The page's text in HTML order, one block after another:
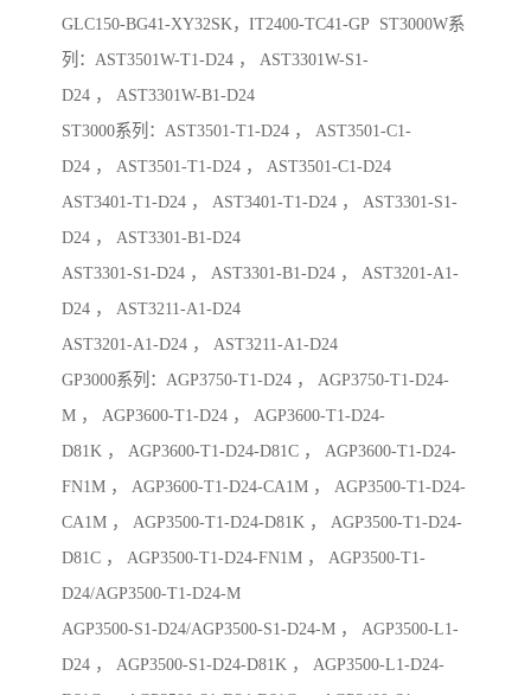
GLC150-BG41-XY32SK，IT2400-TC41-GP ST3000W系
列：AST3501W-T1-D24 ， AST3301W-S1-
D24 ， AST3301W-B1-D24
ST3000系列：AST3501-T1-D24 ， AST3501-C1-
D24 ， AST3501-T1-D24 ， AST3501-C1-D24
AST3401-T1-D24 ， AST3401-T1-D24 ， AST3301-S1-
D24 ， AST3301-B1-D24
AST3301-S1-D24 ， AST3301-B1-D24 ， AST3201-A1-
D24 ， AST3211-A1-D24
AST3201-A1-D24 ， AST3211-A1-D24
GP3000系列：AGP3750-T1-D24 ， AGP3750-T1-D24-
M ， AGP3600-T1-D24 ， AGP3600-T1-D24-
D81K ， AGP3600-T1-D24-D81C ， AGP3600-T1-D24-
FN1M ， AGP3600-T1-D24-CA1M ， AGP3500-T1-D24-
CA1M ， AGP3500-T1-D24-D81K ， AGP3500-T1-D24-
D81C ， AGP3500-T1-D24-FN1M ， AGP3500-T1-
D24/AGP3500-T1-D24-M
AGP3500-S1-D24/AGP3500-S1-D24-M ， AGP3500-L1-
D24 ， AGP3500-S1-D24-D81K ， AGP3500-L1-D24-